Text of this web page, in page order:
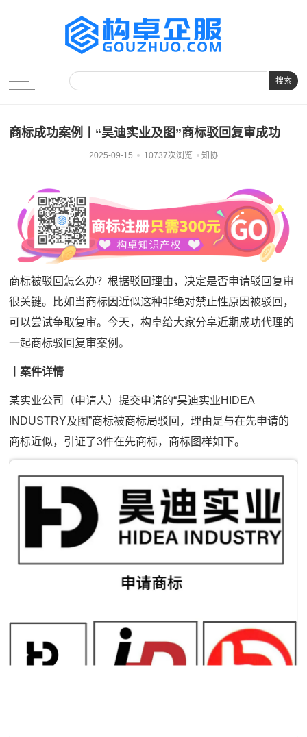
搜索
商标成功案例丨“昊迪实业及图”商标驳回复审成功
2025-09-15 10737次浏览 知协
商标被驳回怎么办？根据驳回理由，决定是否申请驳回复审
很关键。比如当商标因近似这种非绝对禁止性原因被驳回，
可以尝试争取复审。今天，构卓给大家分享近期成功代理的
一起商标驳回复审案例。
丨案件详情
某实业公司（申请人）提交申请的“昊迪实业HIDEA
INDUSTRY及图”商标被商标局驳回，理由是与在先申请的
商标近似，引证了3件在先商标，商标图样如下。